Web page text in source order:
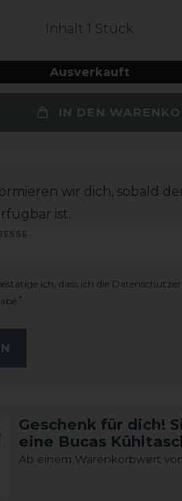
Inhalt 1 Stück
Ausverkauft
IN DEN
wir dich, sobald
ist.
ich, dass ich die
*
Geschenk für dich!
eine Bucas
Ab einem Warenkorbwert